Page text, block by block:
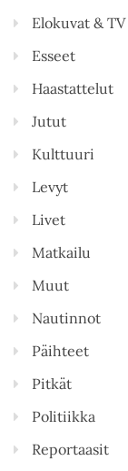
Elokuvat & TV
Esseet
Haastattelut
Jutut
Kulttuuri
Levyt
Livet
Matkailu
Muut
Nautinnot
Päihteet
Pitkät
Politiikka
Reportaasit